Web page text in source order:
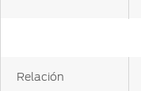
Relación